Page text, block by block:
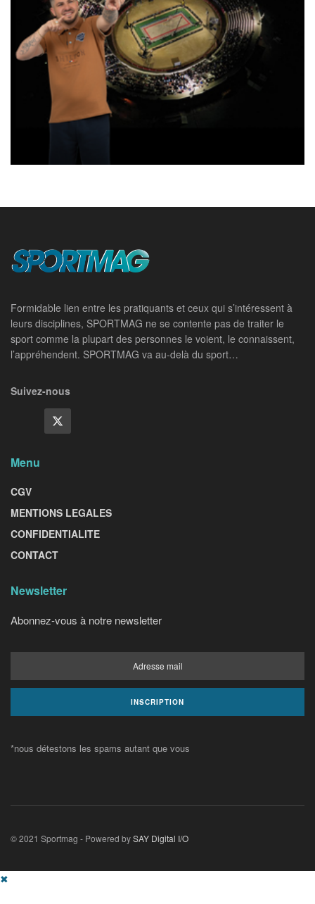
Formidable lien entre les pratiquants et ceux qui s’intéressent à
leurs disciplines, SPORTMAG ne se contente pas de traiter le
sport comme la plupart des personnes le voient, le connaissent,
l’appréhendent. SPORTMAG va au-delà du sport…
Suivez-nous
Menu
CGV
MENTIONS LEGALES
CONFIDENTIALITE
CONTACT
Newsletter
Abonnez-vous à notre newsletter
*nous détestons les spams autant que vous
© 2021 Sportmag - Powered bySAY Digital I/O
✖